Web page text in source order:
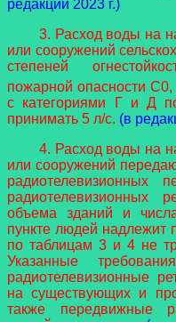
редакции 2023 г.)
3. Расход воды на
или сооружений
степеней
пожарной опасности
с категориями Г и Д
принимать 5 л/с. (в
4. Расход воды на
или сооружений
радиотелевизионных
объема зданий и
пункте людей надлежит
по таблицам 3 и 4 не
Указанные
радиотелевизионные
на существующих и
также передвижные